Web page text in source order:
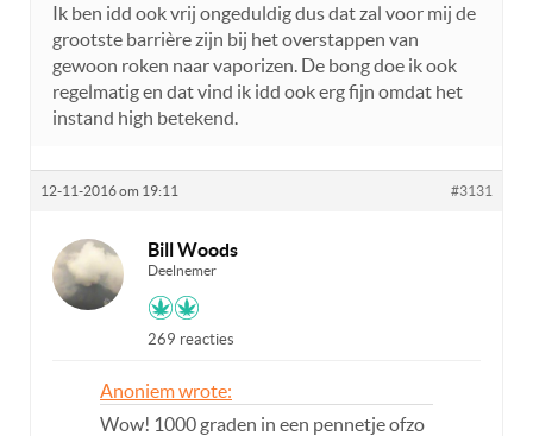
Ik ben idd ook vrij ongeduldig dus dat zal voor mij de
grootste barrière zijn bij het overstappen van
gewoon roken naar vaporizen. De bong doe ik ook
regelmatig en dat vind ik idd ook erg fijn omdat het
instand high betekend.
12-11-2016 om 19:11 #3131
Bill Woods
Deelnemer
269 reacties
Anoniem wrote:
Wow! 1000 graden in een pennetje ofzo